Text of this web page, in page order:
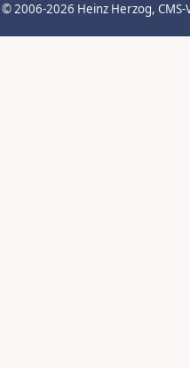
© 2006-2026 Heinz Herzog,